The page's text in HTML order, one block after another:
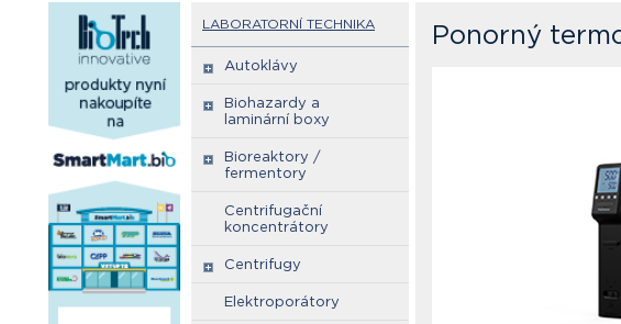
LABORATORNÍ TECHNIKA
Autoklávy
Biohazardy a
laminární boxy
Bioreaktory /
fermentory
Centrifugační
koncentrátory
Centrifugy
Elektroporátory
Ponorný